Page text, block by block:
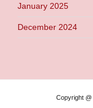
January 2025
December 2024
Copyright